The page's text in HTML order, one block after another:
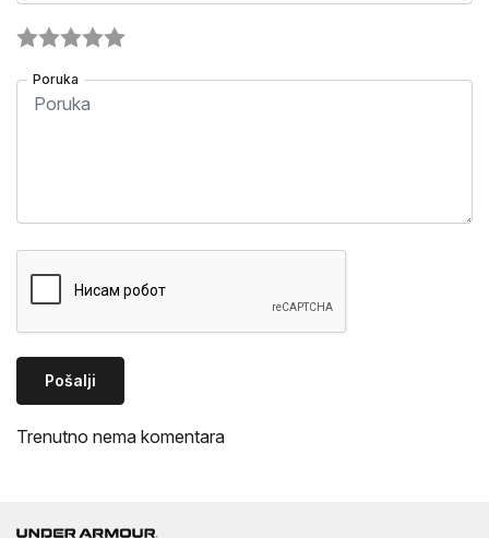
Poruka
Pošalji
Trenutno nema komentara